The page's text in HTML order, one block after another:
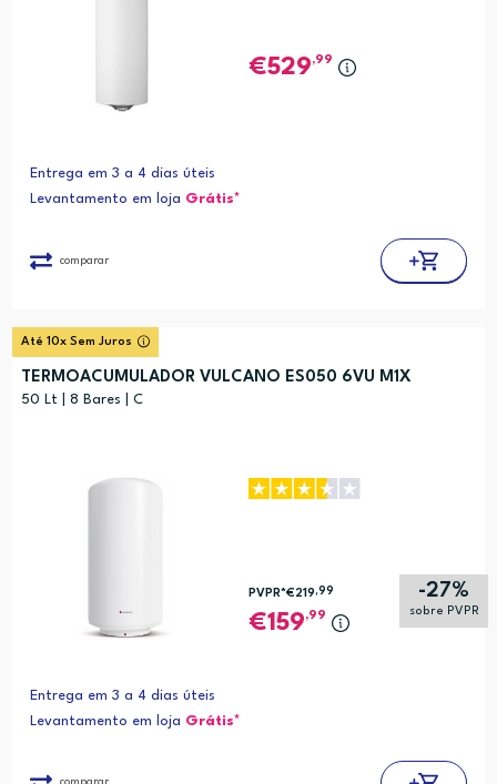
529,99
Entrega em 3 a 4 dias úteis
Levantamento em loja Grátis*
comparar
Até 10x Sem Juros
TERMOACUMULADOR VULCANO ES050 6VU M1X
50 Lt | 8 Bares | C
-27%
sobre PVPR
PVPR*€219,99
159,99
Entrega em 3 a 4 dias úteis
Levantamento em loja Grátis*